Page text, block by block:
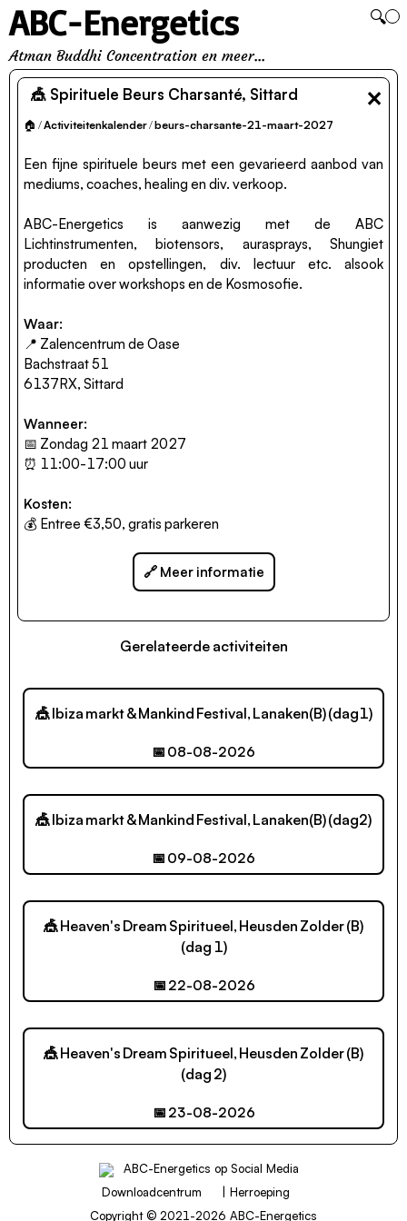
🔍
ABC-Energetics
Atman Buddhi Concentration en meer...
×
🎪 Spirituele Beurs Charsanté, Sittard
🏠 /Activiteitenkalender/beurs-charsante-21-maart-2027
Een fijne spirituele beurs met een gevarieerd aanbod van
mediums, coaches, healing en div. verkoop.
ABC-Energetics is aanwezig met de ABC
Lichtinstrumenten, biotensors, aurasprays, Shungiet
producten en opstellingen, div. lectuur etc. alsook
informatie over workshops en de Kosmosofie.
Waar:
📍 Zalencentrum de Oase
Bachstraat 51
6137RX, Sittard
Wanneer:
📅 Zondag 21 maart 2027
⏰ 11:00-17:00 uur
Kosten:
💰 Entree €3,50, gratis parkeren
🔗 Meer informatie
Gerelateerde activiteiten
🎪 Ibiza markt & Mankind Festival, Lanaken(B) (dag1)
📅 08-08-2026
🎪 Ibiza markt & Mankind Festival, Lanaken(B) (dag2)
📅 09-08-2026
🎪 Heaven's Dream Spiritueel, Heusden Zolder (B)
(dag 1)
📅 22-08-2026
🎪 Heaven's Dream Spiritueel, Heusden Zolder (B)
(dag 2)
📅 23-08-2026
Downloadcentrum
Herroeping
Copyright © 2021-2026 ABC-Energetics